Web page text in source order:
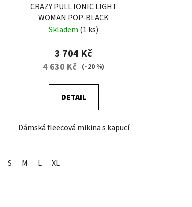
CRAZY PULL IONIC LIGHT
WOMAN POP-BLACK
Skladem (1 ks)
3 704 Kč
4 630 Kč (–20 %)
DETAIL
Dámská fleecová mikina s kapucí
S M L XL